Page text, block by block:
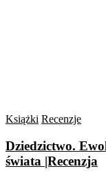
Książki Recenzje
Dziedzictwo.
świata |Recenzja